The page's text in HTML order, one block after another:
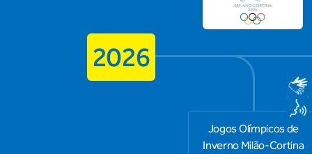
2026
Jogos Olímpicos de
Inverno Milão-Cortina